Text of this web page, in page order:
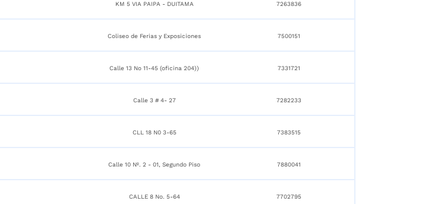
KM 5 VIA PAIPA - DUITAMA 7263836
Coliseo de Ferias y Exposiciones 7500151
Calle 13 No 11-45 (oficina 204)) 7331721
Calle 3 # 4- 27 7282233
CLL 18 N0 3-65 7383515
Calle 10 Nº. 2 - 01, Segundo Piso 7880041
CALLE 8 No. 5-64 7702795